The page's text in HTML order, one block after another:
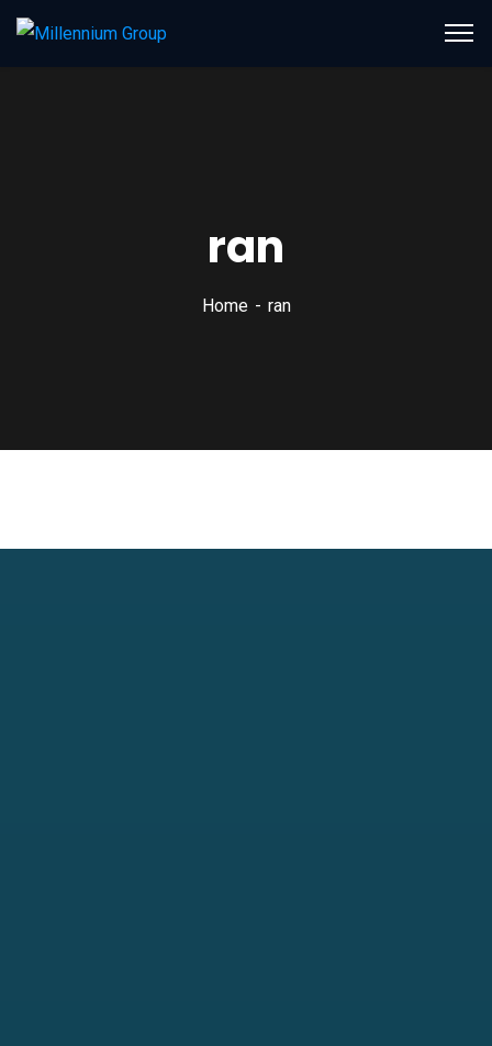
ran
Home ran